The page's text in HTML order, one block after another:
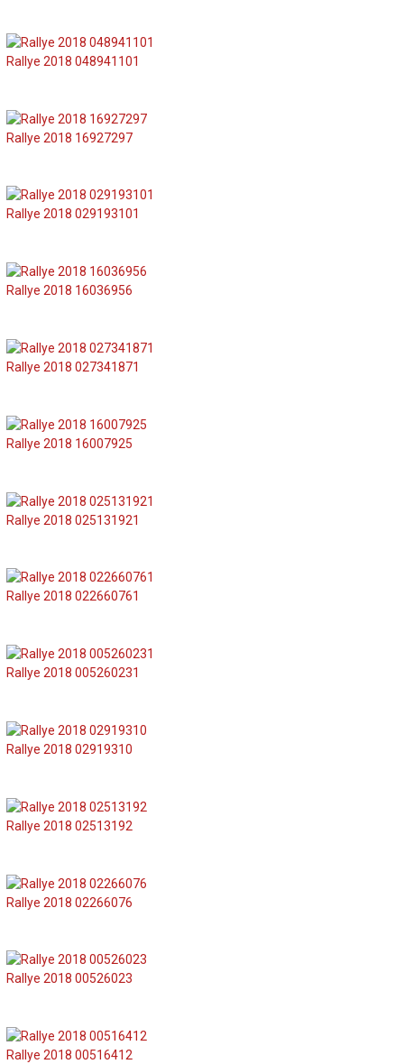
Rallye 2018 048941101
Rallye 2018 16927297
Rallye 2018 029193101
Rallye 2018 16036956
Rallye 2018 027341871
Rallye 2018 16007925
Rallye 2018 025131921
Rallye 2018 022660761
Rallye 2018 005260231
Rallye 2018 02919310
Rallye 2018 02513192
Rallye 2018 02266076
Rallye 2018 00526023
Rallye 2018 00516412